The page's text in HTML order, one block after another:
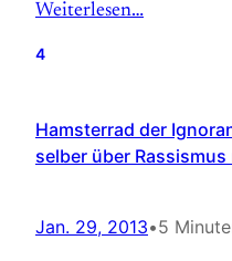
Weiterlesen…
4
Hamsterrad der
selber über Rassismus
Jan. 29, 2013•5